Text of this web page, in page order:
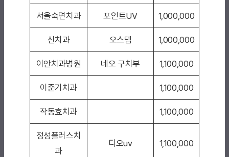
서울숙면치과 포인트UV 1,000,000
신치과 오스템 1,000,000
이안치과병원 네오 구치부 1,100,000
이준기치과 1,100,000
작동효치과 1,100,000
정성플러스치
과
디오uv 1,100,000